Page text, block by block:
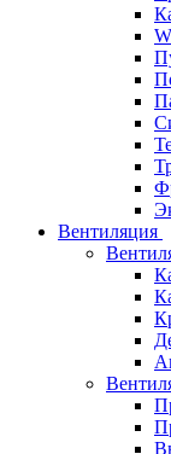
Вентиляция